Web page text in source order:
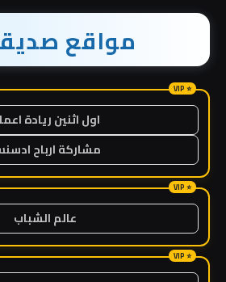
مواقع
اول اثنين ريادة
مشاركة ارباح
عالم الشباب